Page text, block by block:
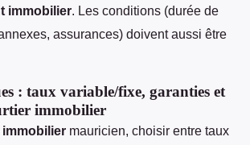
immobilier . Les conditions (durée de
annexes, assurances) doivent aussi être
: taux variable/fixe, garanties et
immobilier
immobilier mauricien, choisir entre taux